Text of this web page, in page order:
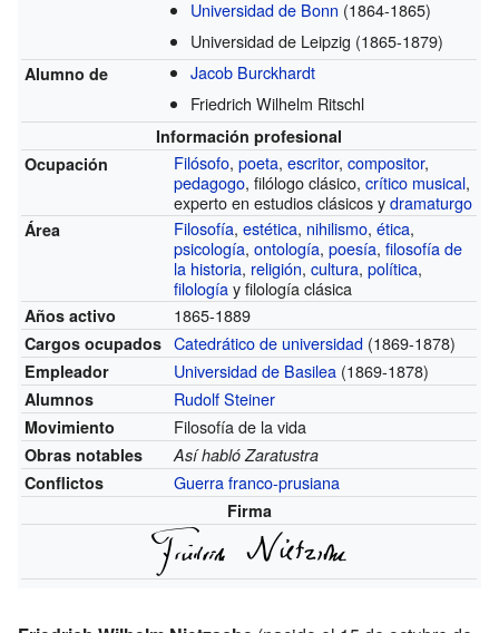
Universidad de Bonn (1864-1865)
Universidad de Leipzig (1865-1879)
Alumno de
Jacob Burckhardt
Friedrich Wilhelm Ritschl
Información profesional
Ocupación
Filósofo,poeta,escritor,compositor,
pedagogo, filólogo clásico,crítico musical,
experto en estudios clásicos ydramaturgo
Área Filosofía,estética, nihilismo,ética,
psicología,ontología,poesía,filosofía de
la historia, religión,cultura,política,
filologíay filología clásica
Años activo 1865-1889
Cargos ocupados Catedrático de universidad (1869-1878)
Empleador Universidad de Basilea (1869-1878)
Alumnos Rudolf Steiner
Movimiento Filosofía de la vida
Obras notables
Así habló Zaratustra
Conflictos
Guerra franco-prusiana
Firma